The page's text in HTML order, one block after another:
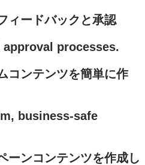
ィードバックと承認
processes.
コンテンツを簡単に作
business-safe
ーンコンテンツを作成し